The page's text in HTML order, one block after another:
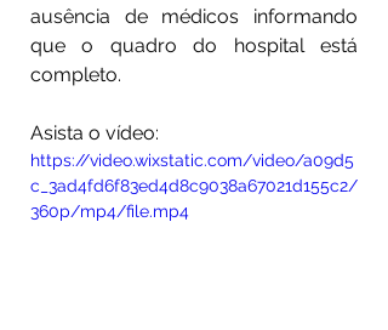
ausência de médicos informando
que o quadro do hospital está
completo.
Asista o vídeo:
https://video.wixstatic.com/video/a09d5
c_3ad4fd6f83ed4d8c9038a67021d155c2/
360p/mp4/file.mp4